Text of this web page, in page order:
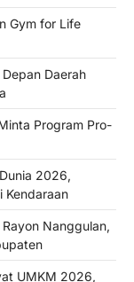
Gym for Life
Daerah
Program Pro-
2026,
Kendaraan
Nanggulan,
UMKM 2026,